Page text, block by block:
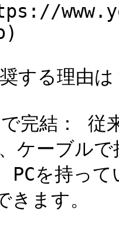
する理由は
結： 従
ケーブル
PCを持っ
きます。